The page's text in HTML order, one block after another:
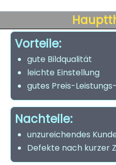
Vorteile:
gute Bildqualität
leichte Einstellung
gutes Preis-
Nachteile:
unzureichendes
Defekte nach kurzer